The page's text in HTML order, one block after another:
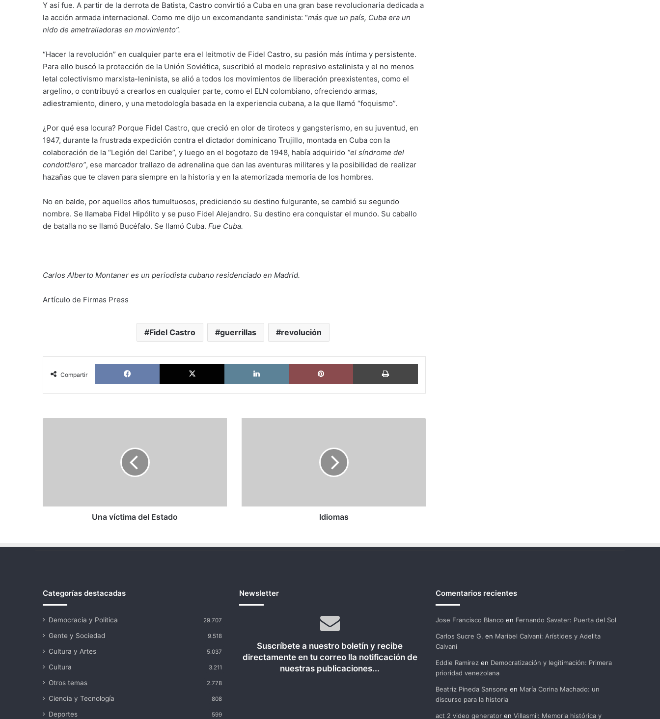
Y así fue. A partir de la derrota de Batista, Castro convirtió a Cuba en una gran base revolucionaria dedicada a
la acción armada internacional. Como me dijo un excomandante sandinista: “más que un país, Cuba era un
nido de ametralladoras en movimiento”.
“Hacer la revolución” en cualquier parte era el leitmotiv de Fidel Castro, su pasión más íntima y persistente.
Para ello buscó la protección de la Unión Soviética, suscribió el modelo represivo estalinista y el no menos
letal colectivismo marxista-leninista, se alió a todos los movimientos de liberación preexistentes, como el
argelino, o contribuyó a crearlos en cualquier parte, como el ELN colombiano, ofreciendo armas,
adiestramiento, dinero, y una metodología basada en la experiencia cubana, a la que llamó “foquismo”.
¿Por qué esa locura? Porque Fidel Castro, que creció en olor de tiroteos y gangsterismo, en su juventud, en
1947, durante la frustrada expedición contra el dictador dominicano Trujillo, montada en Cuba con la
colaboración de la “Legión del Caribe”, y luego en el bogotazo de 1948, había adquirido “el síndrome del
condottiero”, ese marcador trallazo de adrenalina que dan las aventuras militares y la posibilidad de realizar
hazañas que te claven para siempre en la historia y en la atemorizada memoria de los hombres.
No en balde, por aquellos años tumultuosos, prediciendo su destino fulgurante, se cambió su segundo
nombre. Se llamaba Fidel Hipólito y se puso Fidel Alejandro. Su destino era conquistar el mundo. Su caballo
de batalla no se llamó Bucéfalo. Se llamó Cuba. Fue Cuba.
Carlos Alberto Montaner es un periodista cubano residenciado en Madrid.
Artículo de Firmas Press
Fidel Castro guerrillas revolución
Compartir
Facebook X LinkedIn Pinterest Imprimir
Una víctima del Estado Idiomas
Categorías destacadas
Democracia y Política 29.707
Gente y Sociedad 9.518
Cultura y Artes 5.037
Cultura 3.211
Otros temas 2.778
Ciencia y Tecnología 808
Deportes 599
Newsletter
Suscríbete a nuestro boletín y recibe
directamente en tu correo lla notificación de
nuestras publicaciones...
Comentarios recientes
Jose Francisco Blanco en Fernando Savater: Puerta del Sol
Carlos Sucre G. en Maribel Calvani: Arístides y Adelita
Calvani
Eddie Ramirezen Democratización y legitimación: Primera
prioridad venezolana
Beatriz Pineda Sansone en María Corina Machado: un
discurso para la historia
act 2 video generatoren Villasmil: Memoria histórica y